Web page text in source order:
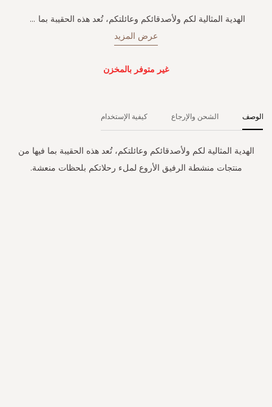
الهدية المثالية لكم ولأصدقائكم وعائلتكم، تُعد هذه الحقيبة بما ...
عرض المزيد
غير متوفر بالمخزن
الوصف
الهدية المثالية لكم ولأصدقائكم وعائلتكم، تُعد هذه الحقيبة بما فيها من
منتجات منشطة الرفيق الأروع لملء رحلاتكم بلحظات منعشة.
الشحن والإرجاع كيفية الإستخدام